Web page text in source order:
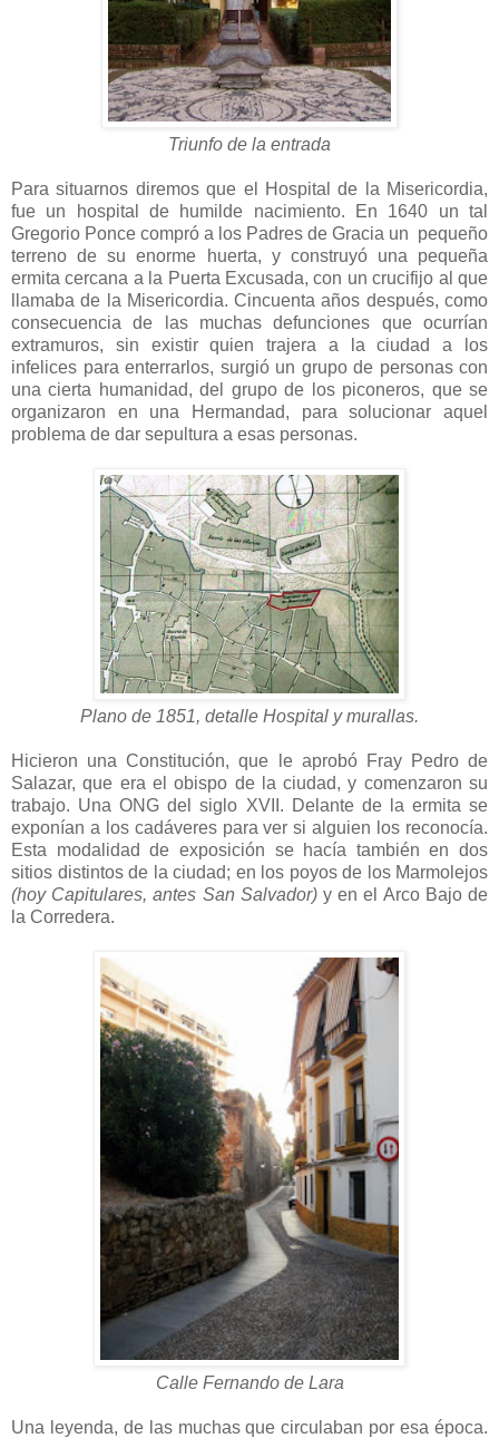
Triunfo de la entrada
Para situarnos diremos que el Hospital de la Misericordia,
fue un hospital de humilde nacimiento. En 1640 un tal
Gregorio Ponce compró a los Padres de Gracia un pequeño
terreno de su enorme huerta, y construyó una pequeña
ermita cercana a la Puerta Excusada, con un crucifijo al que
llamaba de la Misericordia. Cincuenta años después, como
consecuencia de las muchas defunciones que ocurrían
extramuros, sin existir quien trajera a la ciudad a los
infelices para enterrarlos, surgió un grupo de personas con
una cierta humanidad, del grupo de los piconeros, que se
organizaron en una Hermandad, para solucionar aquel
problema de dar sepultura a esas personas.
Plano de 1851, detalle Hospital y murallas.
Hicieron una Constitución, que le aprobó Fray Pedro de
Salazar, que era el obispo de la ciudad, y comenzaron su
trabajo. Una ONG del siglo XVII. Delante de la ermita se
exponían a los cadáveres para ver si alguien los reconocía.
Esta modalidad de exposición se hacía también en dos
sitios distintos de la ciudad; en los poyos de los Marmolejos
(hoy Capitulares, antes San Salvador) y en el Arco Bajo de
la Corredera.
Calle Fernando de Lara
Una leyenda, de las muchas que circulaban por esa época.